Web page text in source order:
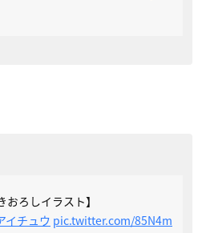
ろしイラスト】
イチュウ pic.twitter.com/85N4m